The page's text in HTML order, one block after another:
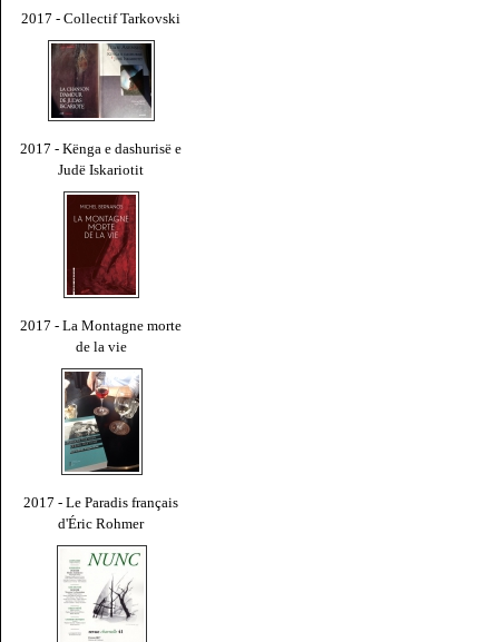
2017 - Collectif Tarkovski
2017 - Kënga e dashurisë e
Judë Iskariotit
2017 - La Montagne morte
de la vie
2017 - Le Paradis français
d'Éric Rohmer